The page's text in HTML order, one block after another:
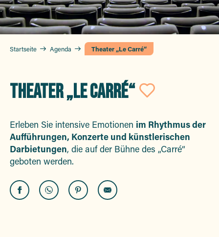
Startseite Agenda Theater „Le Carré“
THEATER „LE CARRÉ“
Erleben Sie intensive Emotionen im Rhythmus der
Aufführungen, Konzerte und künstlerischen
Darbietungen, die auf der Bühne des „Carré“
geboten werden.